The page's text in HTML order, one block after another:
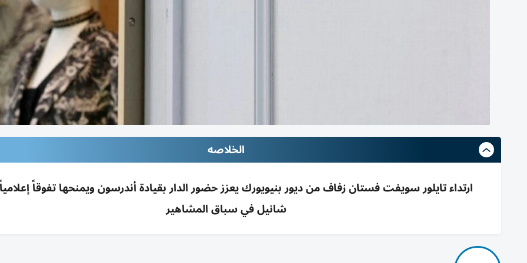
الخلاصه
ارتداء تايلور سويفت فستان زفاف من ديور بنيويورك يعزز حضور الدار بقيادة أندرسون ويمنحها تفوقاً
شانيل في سباق المشاهير